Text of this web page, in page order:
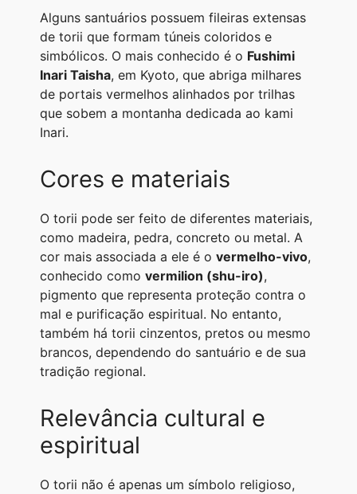
Alguns santuários possuem fileiras extensas
de torii que formam túneis coloridos e
simbólicos. O mais conhecido é o Fushimi
Inari Taisha, em Kyoto, que abriga milhares
de portais vermelhos alinhados por trilhas
que sobem a montanha dedicada ao kami
Inari.
Cores e materiais
O torii pode ser feito de diferentes materiais,
como madeira, pedra, concreto ou metal. A
cor mais associada a ele é o vermelho-vivo,
conhecido como vermilion (shu-iro),
pigmento que representa proteção contra o
mal e purificação espiritual. No entanto,
também há torii cinzentos, pretos ou mesmo
brancos, dependendo do santuário e de sua
tradição regional.
Relevância cultural e
espiritual
O torii não é apenas um símbolo religioso,